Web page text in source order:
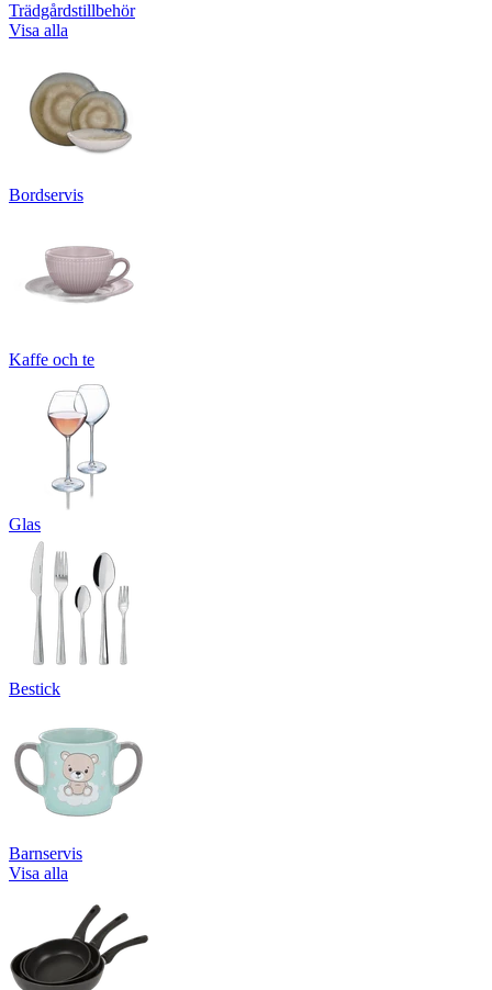
Trädgårdstillbehör
Visa alla
Bordservis
Kaffe och te
Glas
Bestick
Barnservis
Visa alla